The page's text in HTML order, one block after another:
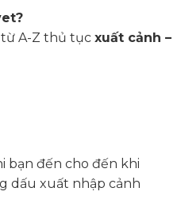
từ A-Z thủ tục xuất cảnh –
bạn đến cho đến khi
dấu xuất nhập cảnh